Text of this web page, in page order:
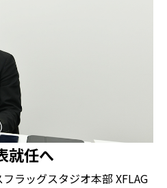
任へ――
ラッグスタジオ本部 XFLAG